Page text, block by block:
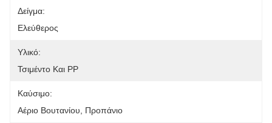
Δείγμα:
Ελεύθερος
Υλικό:
Τσιμέντο Και PP
Καύσιμο:
Αέριο Βουτανίου, Προπάνιο